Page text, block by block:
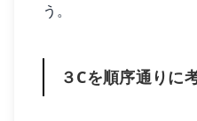
う。
３Cを順序通りに